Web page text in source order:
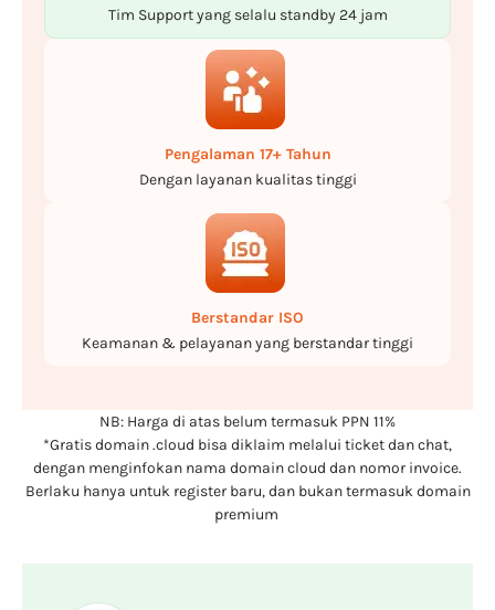
Tim Support yang selalu standby 24 jam
Pengalaman 17+ Tahun
Dengan layanan kualitas tinggi
Berstandar ISO
Keamanan & pelayanan yang berstandar tinggi
NB: Harga di atas belum termasuk PPN 11%
*Gratis domain .cloud bisa diklaim melalui ticket dan chat,
dengan menginfokan nama domain cloud dan nomor invoice.
Berlaku hanya untuk register baru, dan bukan termasuk domain
premium